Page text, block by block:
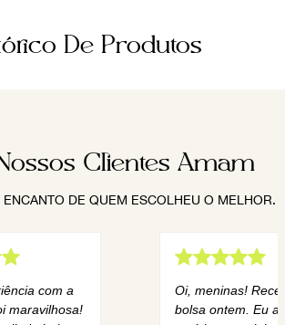
De Produtos
Clientes Amam
ENCANTO DE QUEM ESCOLHEU O MELHOR.
com a
maravilhosa!
Oi, meninas!
bolsa ontem. Eu